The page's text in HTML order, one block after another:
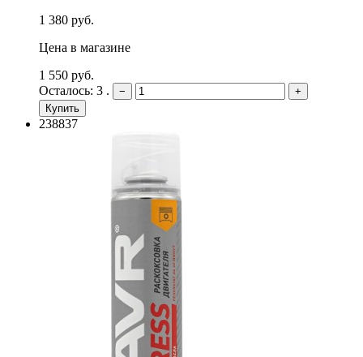
1 380 руб.
Цена в магазине
1 550 руб.
Осталось: 3 .
−
+
Купить
238837